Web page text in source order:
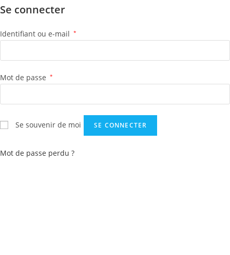
Se connecter
Identifiant ou e-mail *
Mot de passe *
Se souvenir de moi SE CONNECTER
Mot de passe perdu ?